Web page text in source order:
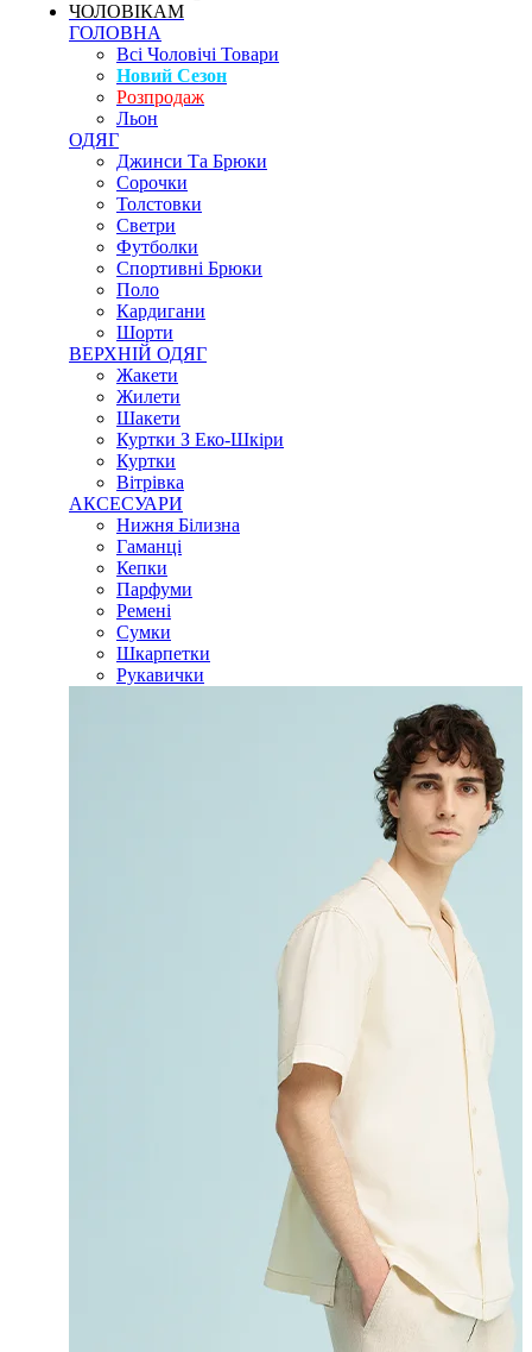
ЧОЛОВІКАМ
ГОЛОВНА
Всі Чоловічі Товари
Новий Сезон
Розпродаж
Льон
ОДЯГ
Джинси Та Брюки
Сорочки
Толстовки
Светри
Футболки
Спортивні Брюки
Поло
Кардигани
Шорти
ВЕРХНІЙ ОДЯГ
Жакети
Жилети
Шакети
Куртки З Еко-Шкіри
Куртки
Вітрівка
АКСЕСУАРИ
Нижня Білизна
Гаманці
Кепки
Парфуми
Ремені
Сумки
Шкарпетки
Рукавички